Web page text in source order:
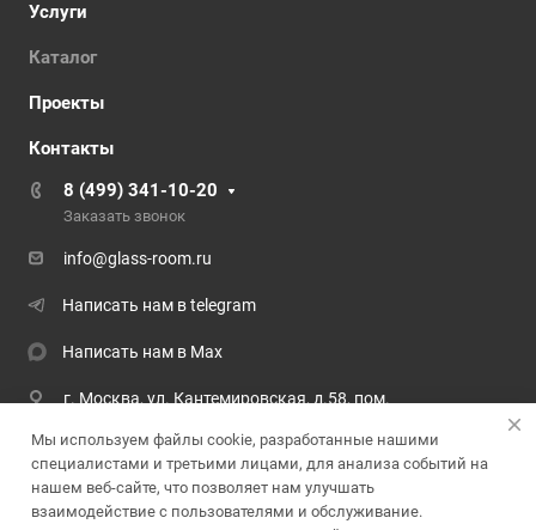
Услуги
Каталог
Проекты
Контакты
8 (499) 341-10-20
Заказать звонок
info@glass-room.ru
Написать нам в telegram
Написать нам в Max
г. Москва, ул. Кантемировская, д.58, пом.
© 2026 Компания GLASS-ROOM
Мы используем файлы cookie, разработанные нашими
специалистами и третьими лицами, для анализа событий на
нашем веб-сайте, что позволяет нам улучшать
взаимодействие с пользователями и обслуживание.